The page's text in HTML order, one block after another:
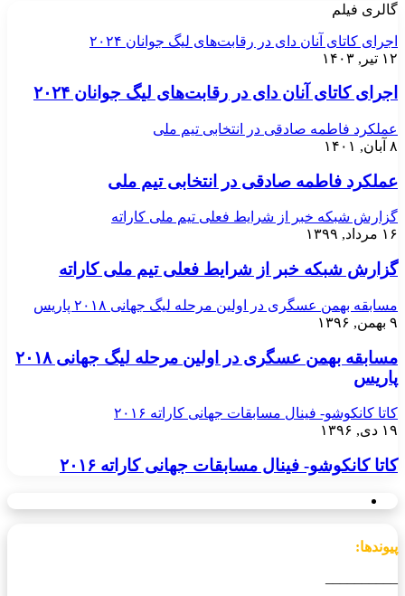
گالری فیلم
اجرای کاتای آنان دای در رقابت‌های لیگ جوانان ۲۰۲۴
۱۲ تیر, ۱۴۰۳
اجرای کاتای آنان دای در رقابت‌های لیگ جوانان ۲۰۲۴
عملکرد فاطمه صادقی در انتخابی تیم ملی
۸ آبان, ۱۴۰۱
عملکرد فاطمه صادقی در انتخابی تیم ملی
گزارش شبکه خبر از شرایط فعلی تیم ملی کاراته
۱۶ مرداد, ۱۳۹۹
گزارش شبکه خبر از شرایط فعلی تیم ملی کاراته
مسابقه بهمن عسگری در اولین مرحله لیگ جهانی ۲۰۱۸ پاریس
۹ بهمن, ۱۳۹۶
مسابقه بهمن عسگری در اولین مرحله لیگ جهانی ۲۰۱۸
پاریس
کاتا کانکوشو- فینال مسابقات جهانی کاراته ۲۰۱۶
۱۹ دی, ۱۳۹۶
کاتا کانکوشو- فینال مسابقات جهانی کاراته ۲۰۱۶
پیوندها: